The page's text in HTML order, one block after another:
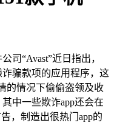
司“Avast”近日指出，
诈骗款项的应用程序，这
的情况下偷偷盗领及收
中一些欺诈app还会在
告，制造出很热门app的